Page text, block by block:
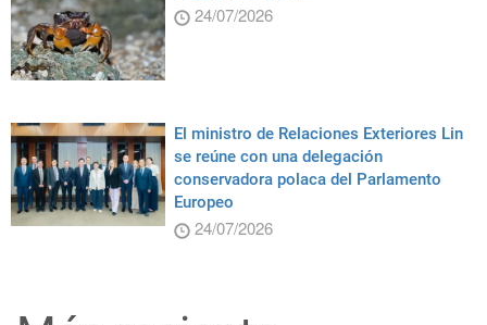
24/07/2026
El ministro de Relaciones Exteriores Lin
se reúne con una delegación
conservadora polaca del Parlamento
Europeo
24/07/2026